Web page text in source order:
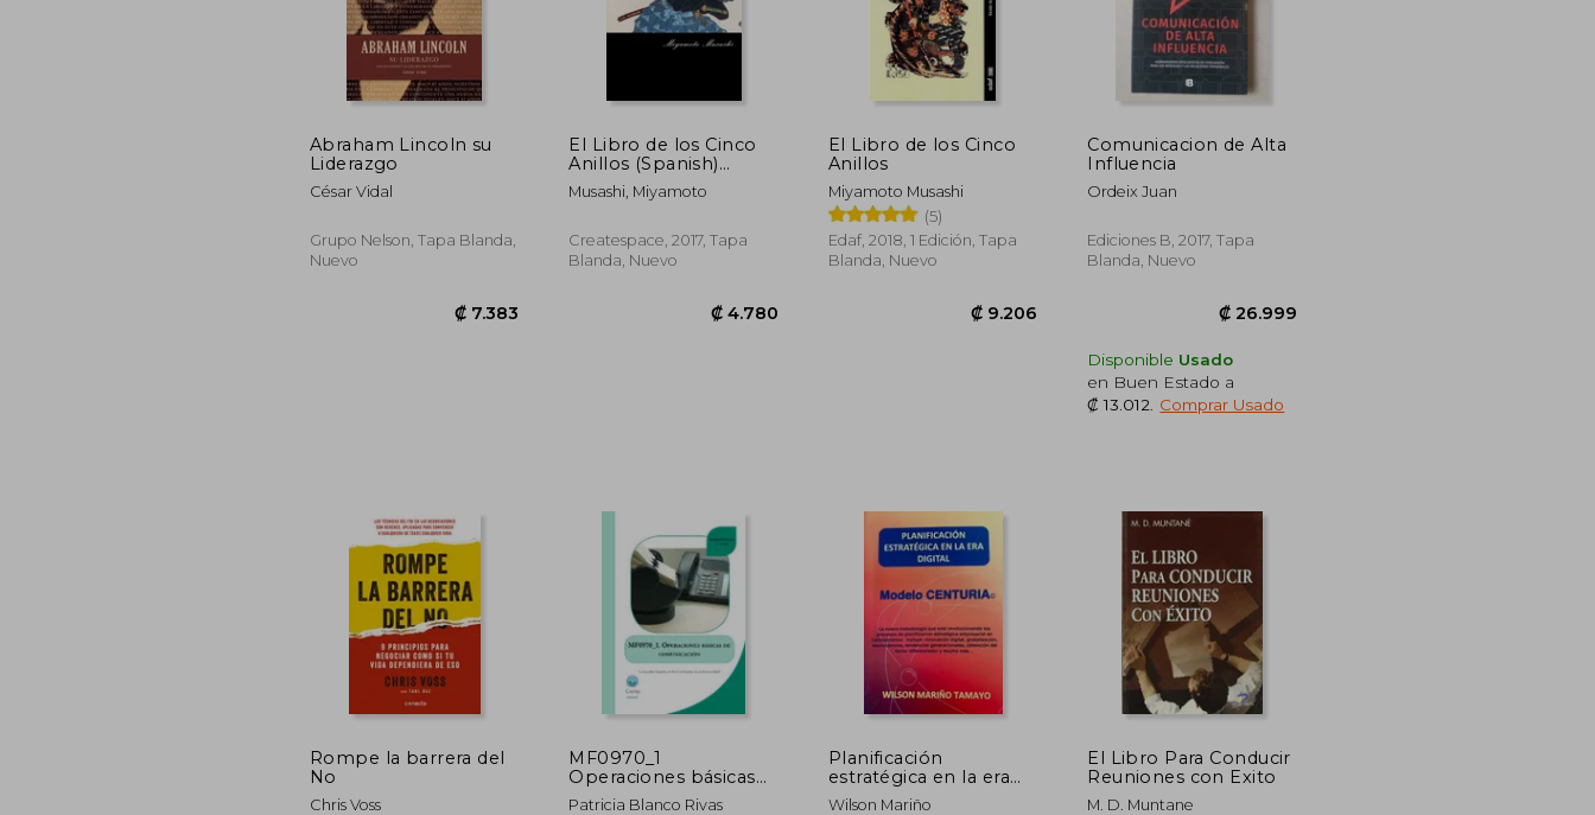
Abraham Lincoln su
Liderazgo
César Vidal
Grupo Nelson, Tapa Blanda,
Nuevo
El Libro de los Cinco
Anillos (Spanish)
Edition
Musashi, Miyamoto
Createspace, 2017, Tapa
Blanda, Nuevo
El Libro de los Cinco
Anillos
Miyamoto Musashi
(5)
Edaf, 2018, 1 Edición, Tapa
Blanda, Nuevo
₡ 9.206
Comunicacion de Alta
Influencia
Ordeix Juan
Ediciones B, 2017, Tapa
Blanda, Nuevo
Disponible Usado
en Buen Estado a
₡ 13.012
Comprar Usado
Rompe la barrera del
No
Chris Voss
MF0970_1
Operaciones básicas
de comunicación
Patricia Blanco Rivas
Planificación
estratégica en la era
digital
Wilson Mariño
El Libro Para Conducir
Reuniones con Exito
M. D. Muntane